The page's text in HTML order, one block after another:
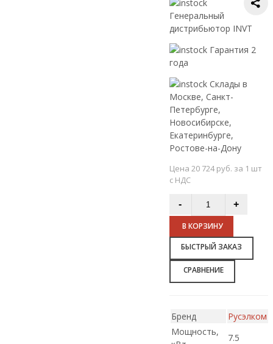
Генеральный
дистрибьютор INVT
Гарантия 2
года
Склады в
Москве, Санкт-
Петербурге,
Новосибирске,
Екатеринбурге,
Ростове-на-Дону
Цена 20 724 руб. за 1 шт
с НДС
В КОРЗИНУ
БЫСТРЫЙ ЗАКАЗ
СРАВНЕНИЕ
Бренд
Русэлком
Мощность,
7.5